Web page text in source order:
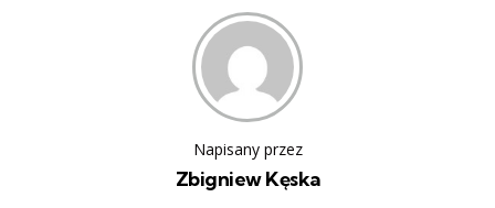
Napisany przez
Zbigniew Kęska